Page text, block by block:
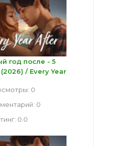
год после - 5
/ Every Year
0
0
0.0